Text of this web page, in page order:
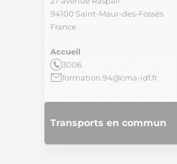
94100 Saint-Maur-des-Fossés
France
Accueil
3006
formation.94@cma-idf.fr
Transports en commun